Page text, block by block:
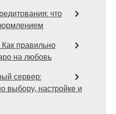
что
правильно
на любовь
сервер:
выбору, настройке и